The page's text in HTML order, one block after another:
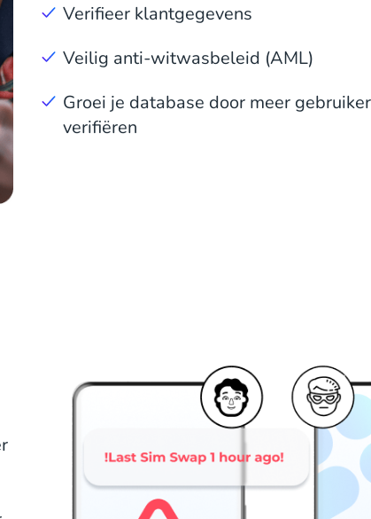
Verifieer klantgegevens
Veilig anti-witwasbeleid (AML)
Groei je database door meer
verifiëren